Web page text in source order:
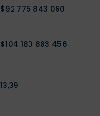
$92 775 843 060
$104 180 883 456
13,39